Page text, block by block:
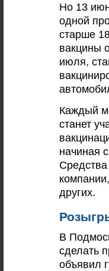
Но 13
одной
старше
вакцины
июля,
Каждый
станет
начиная
других.
В
сделать
объявил